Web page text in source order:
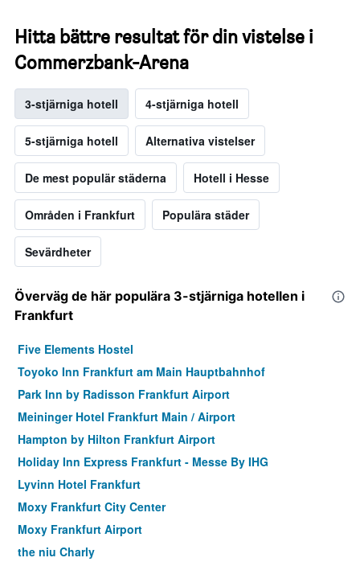
Hitta bättre resultat för din vistelse i
Commerzbank-Arena
3-stjärniga hotell 4-stjärniga hotell
5-stjärniga hotell Alternativa vistelser
De mest populär städerna Hotell i Hesse
Områden i Frankfurt Populära städer
Sevärdheter
Överväg de här populära 3-stjärniga hotellen i
Frankfurt
Five Elements Hostel
Toyoko Inn Frankfurt am Main Hauptbahnhof
Park Inn by Radisson Frankfurt Airport
Meininger Hotel Frankfurt Main / Airport
Hampton by Hilton Frankfurt Airport
Holiday Inn Express Frankfurt - Messe By IHG
Lyvinn Hotel Frankfurt
Moxy Frankfurt City Center
Moxy Frankfurt Airport
the niu Charly